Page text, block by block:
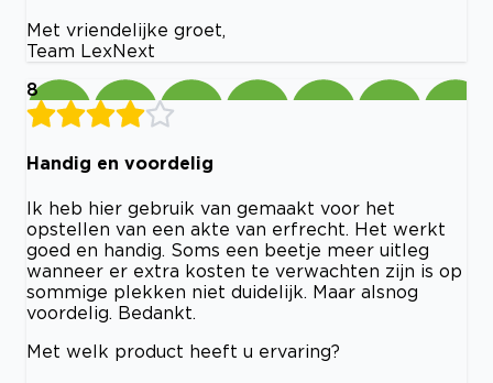
Met vriendelijke groet,
Team LexNext
8
Handig en voordelig
Ik heb hier gebruik van gemaakt voor het
opstellen van een akte van erfrecht. Het werkt
goed en handig. Soms een beetje meer uitleg
wanneer er extra kosten te verwachten zijn is op
sommige plekken niet duidelijk. Maar alsnog
voordelig. Bedankt.
Met welk product heeft u ervaring?